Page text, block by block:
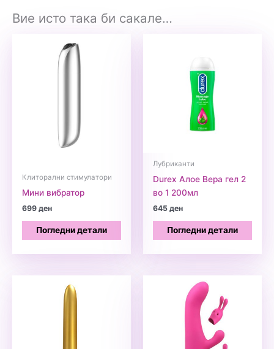
Вие исто така би сакале…
Клиторални стимулатори
Мини вибратор
699ден
Погледни детали
Лубриканти
Durex Алое Вера гел 2
во 1 200мл
645ден
Погледни детали